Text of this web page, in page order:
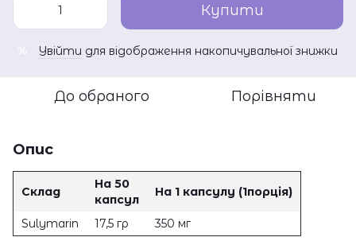
Купити
Увійти для відображення накопичувальної знижки
До обраного Порівняти
Опис
Склад
На 50
капсул
На 1 капсулу (1порція)
Sulymarin 17,5 гр
350 мг